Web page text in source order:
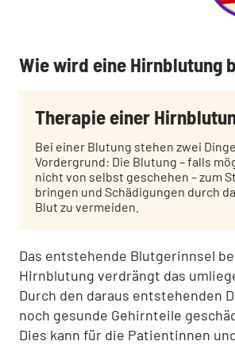
:
Wie wird eine Hirnblutung
Therapie einer
Bei einer Blutung stehen zwei
Vordergrund: Die Blutung – falls
nicht von selbst geschehen – zum
bringen und Schädigungen durch
Blut zu vermeiden.
Das entstehende Blutgerinnsel
Hirnblutung verdrängt das
Durch den daraus entstehenden
noch gesunde Gehirnteile
Dies kann für die Patientinnen